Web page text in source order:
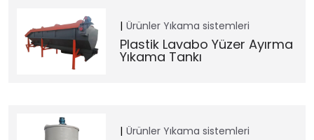
Ürünler Yıkama sistemleri
Plastik Lavabo Yüzer Ayırma
Yıkama Tankı
Ürünler Yıkama sistemleri